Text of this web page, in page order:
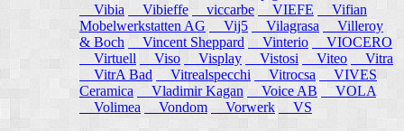
Vibia
Vibieffe viccarbe VIEFE
Vifian
Mobelwerkstatten AG
Vij5 Vilagrasa
Villeroy
& Boch
Vincent Sheppard Vinterio
VIOCERO
Virtuell
Viso Visplay Vistosi Viteo
Vitra
VitrA Bad
Vitrealspecchi Vitrocsa
VIVES
Ceramica
Vladimir Kagan Voice AB
VOLA
Volimea
Vondom Vorwerk VS